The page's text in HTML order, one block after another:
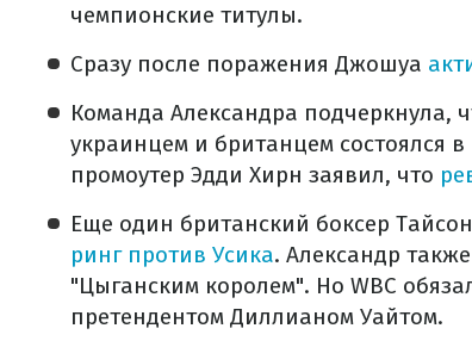
чемпионские титулы.
Сразу после поражения Джошуа
Команда Александра подчеркнула,
украинцем и британцем состоялся
промоутер Эдди Хирн заявил, что
Еще один британский боксер
ринг против Усика. Александр
"Цыганским королем". Но WBC
претендентом Диллианом Уайтом.